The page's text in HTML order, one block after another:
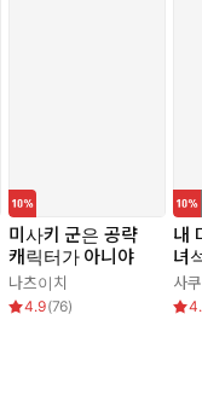
미사키 군은 공략
캐릭터가 아니야
나츠이치
4.9(76)
내
녀
사